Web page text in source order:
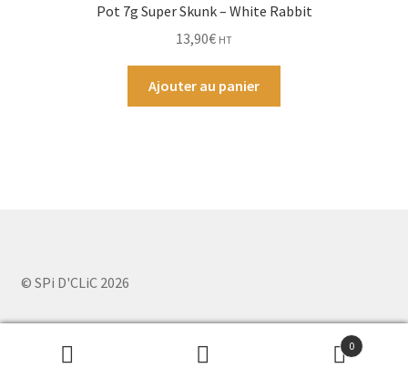
Pot 7g Super Skunk – White Rabbit
13,90€ HT
Ajouter au panier
© SPi D'CLiC 2026
0